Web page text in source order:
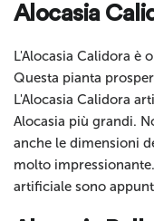
Alocasia
L'Alocasia Calidora è
Questa pianta
L'Alocasia Calidora
Alocasia più grandi.
anche le dimensioni
molto
artificiale sono